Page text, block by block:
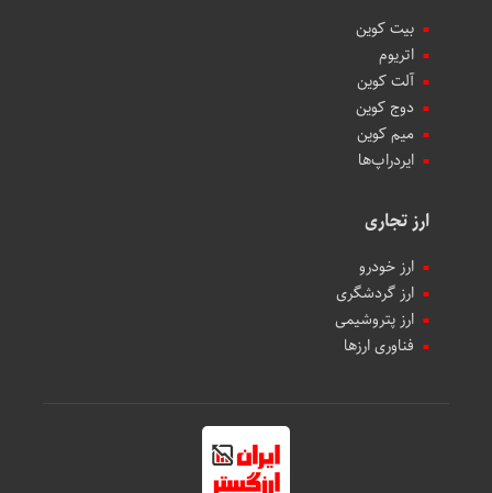
بیت کوین
اتریوم
آلت کوین
دوج کوین
میم کوین‌
ایردراپ‌ها
ارز تجاری
ارز خودرو
ارز گردشگری
ارز پتروشیمی
فناوری ارزها